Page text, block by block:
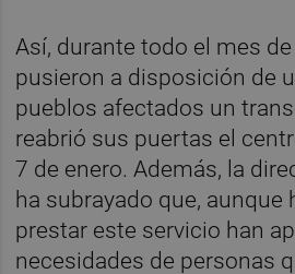
Así, durante todo el mes
pusieron a disposición de
pueblos afectados un
reabrió sus puertas el
7 de enero. Además, la
ha subrayado que, aunque
prestar este servicio han
necesidades de personas